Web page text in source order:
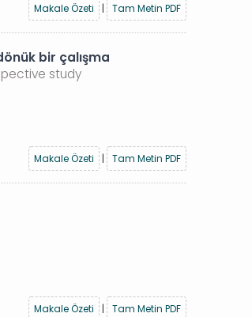
Makale Özeti
| Tam Metin PDF
bir çalışma
study
Makale Özeti
| Tam Metin PDF
Makale Özeti
| Tam Metin PDF